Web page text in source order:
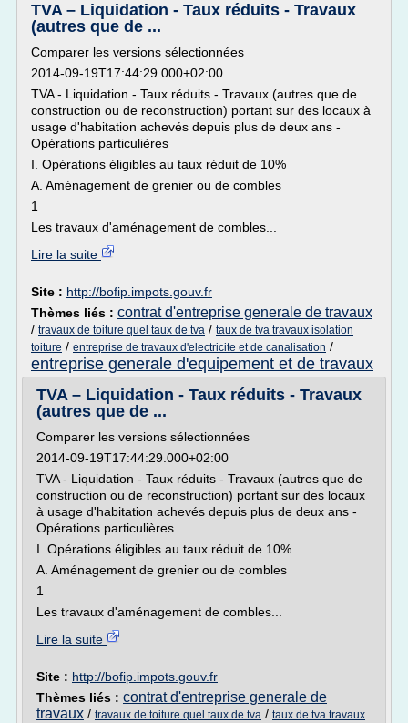
TVA – Liquidation - Taux réduits - Travaux
(autres que de ...
Comparer les versions sélectionnées
2014-09-19T17:44:29.000+02:00
TVA - Liquidation - Taux réduits - Travaux (autres que de
construction ou de reconstruction) portant sur des locaux à
usage d'habitation achevés depuis plus de deux ans -
Opérations particulières
I. Opérations éligibles au taux réduit de 10%
A. Aménagement de grenier ou de combles
1
Les travaux d'aménagement de combles...
Lire la suite
Site : http://bofip.impots.gouv.fr
Thèmes liés : contrat d'entreprise generale de travaux
/ travaux de toiture quel taux de tva / taux de tva travaux isolation
toiture / entreprise de travaux d'electricite et de canalisation /
entreprise generale d'equipement et de travaux
TVA – Liquidation - Taux réduits - Travaux
(autres que de ...
Comparer les versions sélectionnées
2014-09-19T17:44:29.000+02:00
TVA - Liquidation - Taux réduits - Travaux (autres que de
construction ou de reconstruction) portant sur des locaux
à usage d'habitation achevés depuis plus de deux ans -
Opérations particulières
I. Opérations éligibles au taux réduit de 10%
A. Aménagement de grenier ou de combles
1
Les travaux d'aménagement de combles...
Lire la suite
Site : http://bofip.impots.gouv.fr
Thèmes liés : contrat d'entreprise generale de
travaux / travaux de toiture quel taux de tva / taux de tva travaux